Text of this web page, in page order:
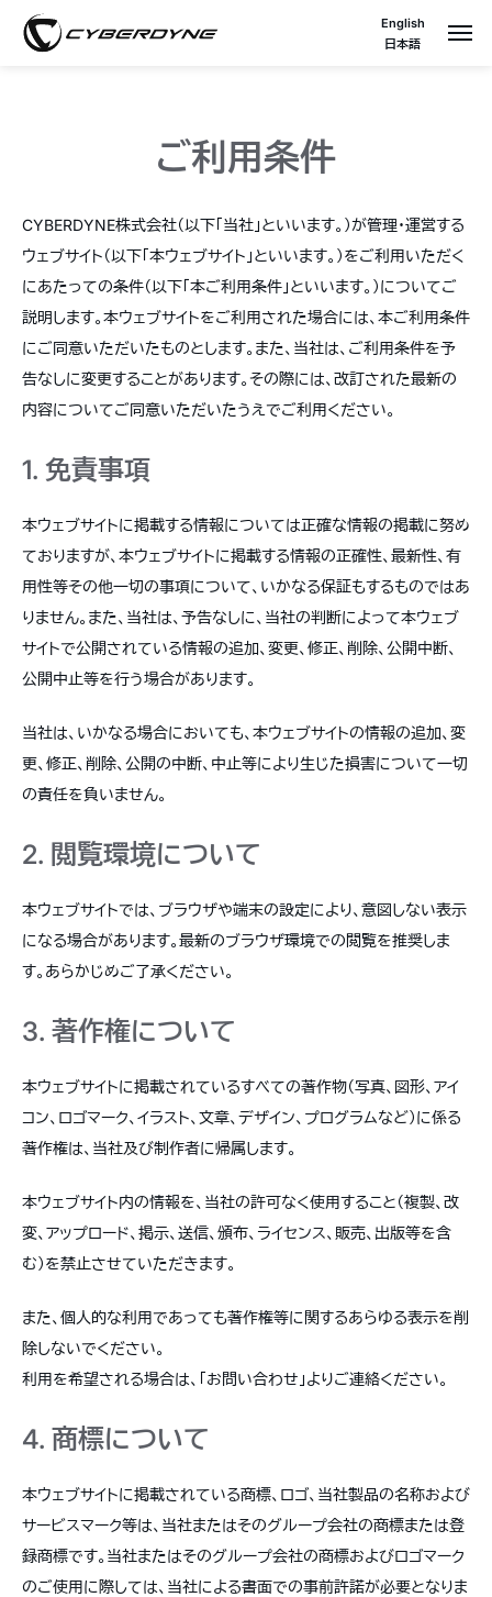
English
日本語
ご利用条件
CYBERDYNE株式会社（以下「当社」といいます。）が管理・運営する
ウェブサイト（以下「本ウェブサイト」といいます。）をご利用いただく
にあたっての条件（以下「本ご利用条件」といいます。）についてご
説明します。本ウェブサイトをご利用された場合には、本ご利用条件
にご同意いただいたものとします。また、当社は、ご利用条件を予
告なしに変更することがあります。その際には、改訂された最新の
内容についてご同意いただいたうえでご利用ください。
1. 免責事項
本ウェブサイトに掲載する情報については正確な情報の掲載に努め
ておりますが、本ウェブサイトに掲載する情報の正確性、最新性、有
用性等その他一切の事項について、いかなる保証もするものではあ
りません。また、当社は、予告なしに、当社の判断によって本ウェブ
サイトで公開されている情報の追加、変更、修正、削除、公開中断、
公開中止等を行う場合があります。
当社は、いかなる場合においても、本ウェブサイトの情報の追加、変
更、修正、削除、公開の中断、中止等により生じた損害について一切
の責任を負いません。
2. 閲覧環境について
本ウェブサイトでは、ブラウザや端末の設定により、意図しない表示
になる場合があります。最新のブラウザ環境での閲覧を推奨しま
す。あらかじめご了承ください。
3. 著作権について
本ウェブサイトに掲載されているすべての著作物（写真、図形、アイ
コン、ロゴマーク、イラスト、文章、デザイン、プログラムなど）に係る
著作権は、当社及び制作者に帰属します。
本ウェブサイト内の情報を、当社の許可なく使用すること（複製、改
変、アップロード、掲示、送信、頒布、ライセンス、販売、出版等を含
む）を禁止させていただきます。
また、個人的な利用であっても著作権等に関するあらゆる表示を削
除しないでください。
利用を希望される場合は、「お問い合わせ」よりご連絡ください。
4. 商標について
本ウェブサイトに掲載されている商標、ロゴ、当社製品の名称および
サービスマーク等は、当社またはそのグループ会社の商標または登
録商標です。当社またはそのグループ会社の商標およびロゴマーク
のご使用に際しては、当社による書面での事前許諾が必要となりま